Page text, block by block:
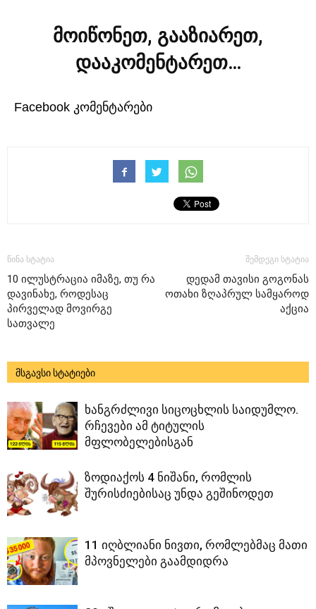
მოიწონეთ, გააზიარეთ,
დააკომენტარეთ…
Facebook კომენტარები
წინა სტატია
10 ილუსტრაცია იმაზე, თუ რა
დავინახე, როდესაც
პირველად მოვირგე
სათვალე
შემდეგი სტატია
დედამ თავისი გოგონას
ოთახი ზღაპრულ სამყაროდ
აქცია
მსგავსი სტატიები
ხანგრძლივი სიცოცხლის საიდუმლო.
რჩევები ამ ტიტულის
მფლობელებისგან
ზოდიაქოს 4 ნიშანი, რომლის
შურისძიებისაც უნდა გეშინოდეთ
11 იღბლიანი ნივთი, რომლებმაც მათი
მპოვნელები გაამდიდრა